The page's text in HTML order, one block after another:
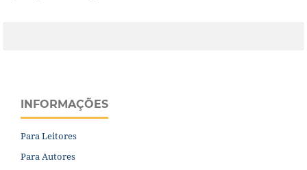
INFORMAÇÕES
Para Leitores
Para Autores